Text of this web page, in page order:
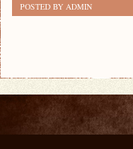
POSTED BY ADMIN